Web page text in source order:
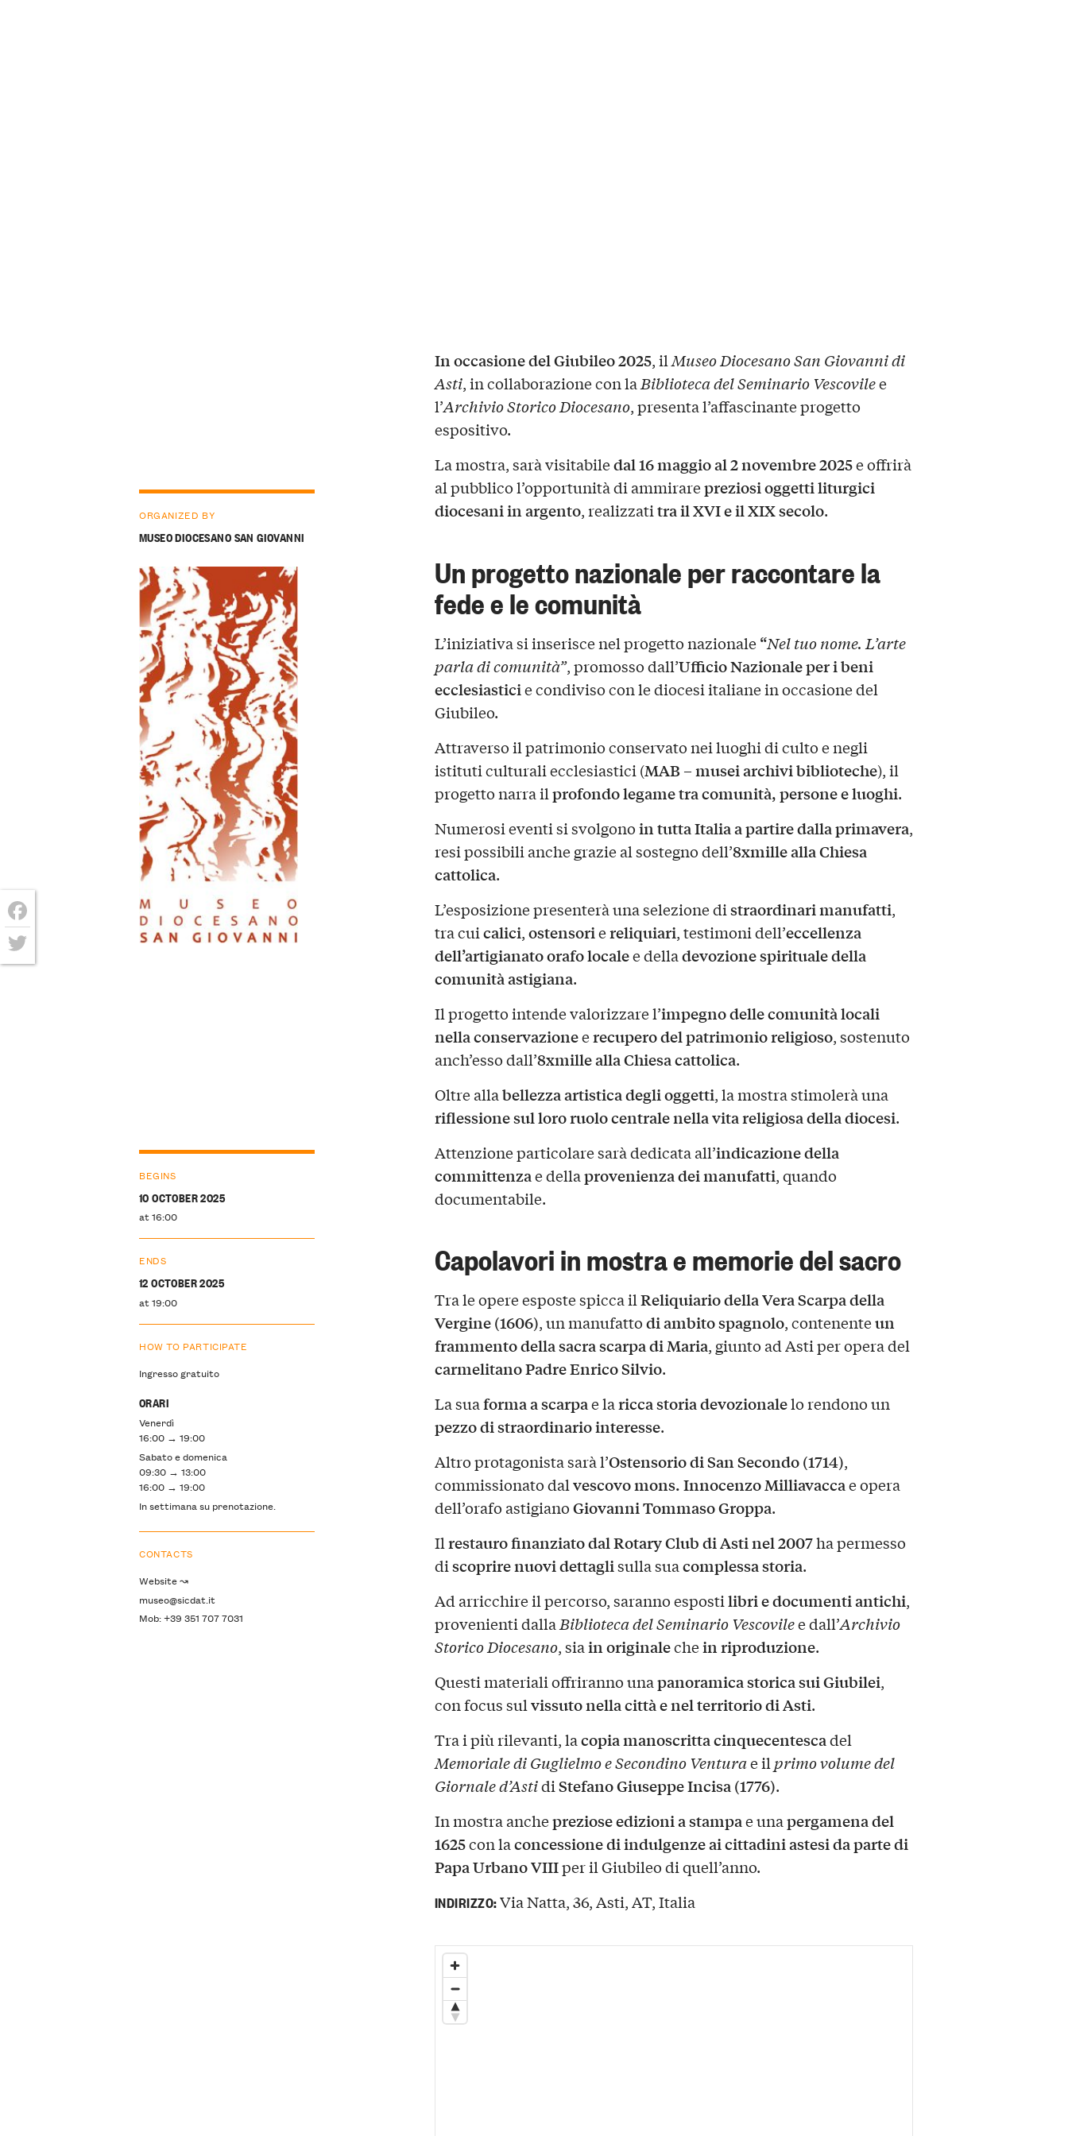
In occasione del Giubileo 2025, ilMuseo Diocesano San Giovanni di
Asti, in collaborazione con laBiblioteca del Seminario Vescovilee
l’Archivio Storico Diocesano, presenta l’affascinante progetto
espositivo.
La mostra, sarà visitabiledal 16 maggio al 2 novembre 2025e offrirà
al pubblico l’opportunità di ammirarepreziosi oggetti liturgici
diocesani in argento, realizzatitra il XVI e il XIX secolo.
Un progetto nazionale per raccontare la
fede e le comunità
L’iniziativa si inserisce nel progetto nazionale“Nel tuo nome. L’arte
parla di comunità”, promosso dall’Ufficio Nazionale per i beni
ecclesiasticie condiviso con le diocesi italiane in occasione del
Giubileo.
Attraverso il patrimonio conservato nei luoghi di culto e negli
istituti culturali ecclesiastici (MAB – musei archivi biblioteche), il
progetto narra ilprofondo legame tra comunità, persone e luoghi.
Numerosi eventi si svolgonoin tutta Italia a partire dalla primavera,
resi possibili anche grazie al sostegno dell’8xmille alla Chiesa
cattolica.
L’esposizione presenterà una selezione distraordinari manufatti,
tra cuicalici,ostensoriereliquiari, testimoni dell’eccellenza
dell’artigianato orafo localee delladevozione spirituale della
comunità astigiana.
Il progetto intende valorizzare l’impegno delle comunità locali
nella conservazioneerecupero del patrimonio religioso, sostenuto
anch’esso dall’8xmille alla Chiesa cattolica.
Oltre allabellezza artistica degli oggetti, la mostra stimolerà una
riflessione sul loro ruolo centrale nella vita religiosa della diocesi.
Attenzione particolare sarà dedicata all’indicazione della
committenzae dellaprovenienza dei manufatti, quando
documentabile.
Capolavori in mostra e memorie del sacro
Tra le opere esposte spicca ilReliquiario della Vera Scarpa della
Vergine (1606), un manufattodi ambito spagnolo, contenenteun
frammento della sacra scarpa di Maria, giunto ad Asti per opera del
carmelitano Padre Enrico Silvio.
La suaforma a scarpae laricca storia devozionalelo rendono un
pezzo di straordinario interesse.
Altro protagonista sarà l’Ostensorio di San Secondo (1714),
commissionato dalvescovo mons. Innocenzo Milliavaccae opera
dell’orafo astigianoGiovanni Tommaso Groppa.
Ilrestauro finanziato dal Rotary Club di Asti nel 2007ha permesso
discoprire nuovi dettaglisulla suacomplessa storia.
Ad arricchire il percorso, saranno espostilibri e documenti antichi,
provenienti dalla Biblioteca del Seminario Vescovilee dall’Archivio
Storico Diocesano, siain originalechein riproduzione.
Questi materiali offriranno unapanoramica storica sui Giubilei,
con focus sulvissuto nella città e nel territorio di Asti.
Tra i più rilevanti, lacopia manoscritta cinquecentescadel
Memoriale di Guglielmo e Secondino Venturae il primo volume del
Giornale d’AstidiStefano Giuseppe Incisa (1776).
In mostra anchepreziose edizioni a stampae unapergamena del
1625con laconcessione di indulgenze ai cittadini astesi da parte di
Papa Urbano VIIIper il Giubileo di quell’anno.
ORGANIZED BY
MUSEO DIOCESANO SAN GIOVANNI
BEGINS
10 OCTOBER 2025
at 16:00
ENDS
12 OCTOBER 2025
at 19:00
HOW TO PARTICIPATE
Ingresso gratuito
ORARI
Venerdì
16:00 → 19:00
Sabato e domenica
09:30 → 13:00
16:00 → 19:00
In settimana su prenotazione.
CONTACTS
Website ↝
museo@sicdat.it
Mob: +39 351 707 7031
INDIRIZZO:Via Natta, 36, Asti, AT, Italia
Facebook
Twitter